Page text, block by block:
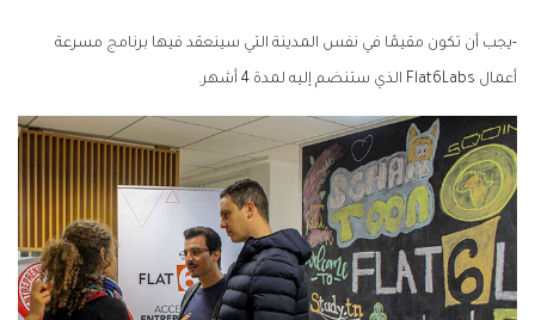
-يجب أن تكون مقيمًا في نفس المدينة التي سينعقد فيها برنامج مسرعة
أعمال Flat6Labs الذي ستنضم إليه لمدة 4 أشهر.